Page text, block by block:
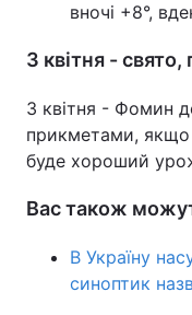
вночі +8°,
3 квітня -
3 квітня - Фомин
прикметами, якщо
буде хороший
Вас також
В Україну
синоптик